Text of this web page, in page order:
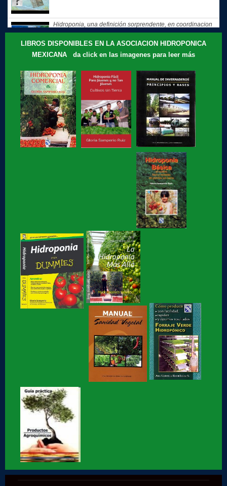
Hidroponia, una definición sorprendente, en coordinacion
con la...
Hidroponia, tips, consejos y recomendaciones, El consejo
Te compartimos nuestros recuerdos: que motivó a Gloria
Samperio a...
Hidroponia, curso básico en linea
Hidroponia fácil, para jovenes y no tan jóvenes, libro de
Hidroponia, centro tecnologico en hidroponia, Hidroponia a
Hidroponia Comercial, libro de Gloria Samperio
Hidroponia básica, libro de Gloria Samperio
Hidroponia o Hidroponía, como se pronuncia, en
coordinación con la AICH
Hidroponia, Breve Historia de loa Hidroponia, en
coordinacion con la...
Hidroponia, centro tecnológico en Hidroponia
Hidroponia lechugas en la cocina
Hidroponia, invernaderos gestionados por la AHM, apoyo
social
Hidroponia en Factor ciencia
LIBROS DISPONIBLES EN LA ASOCIACION HIDROPONICA
MEXICANA da click en las imagenes para leer más